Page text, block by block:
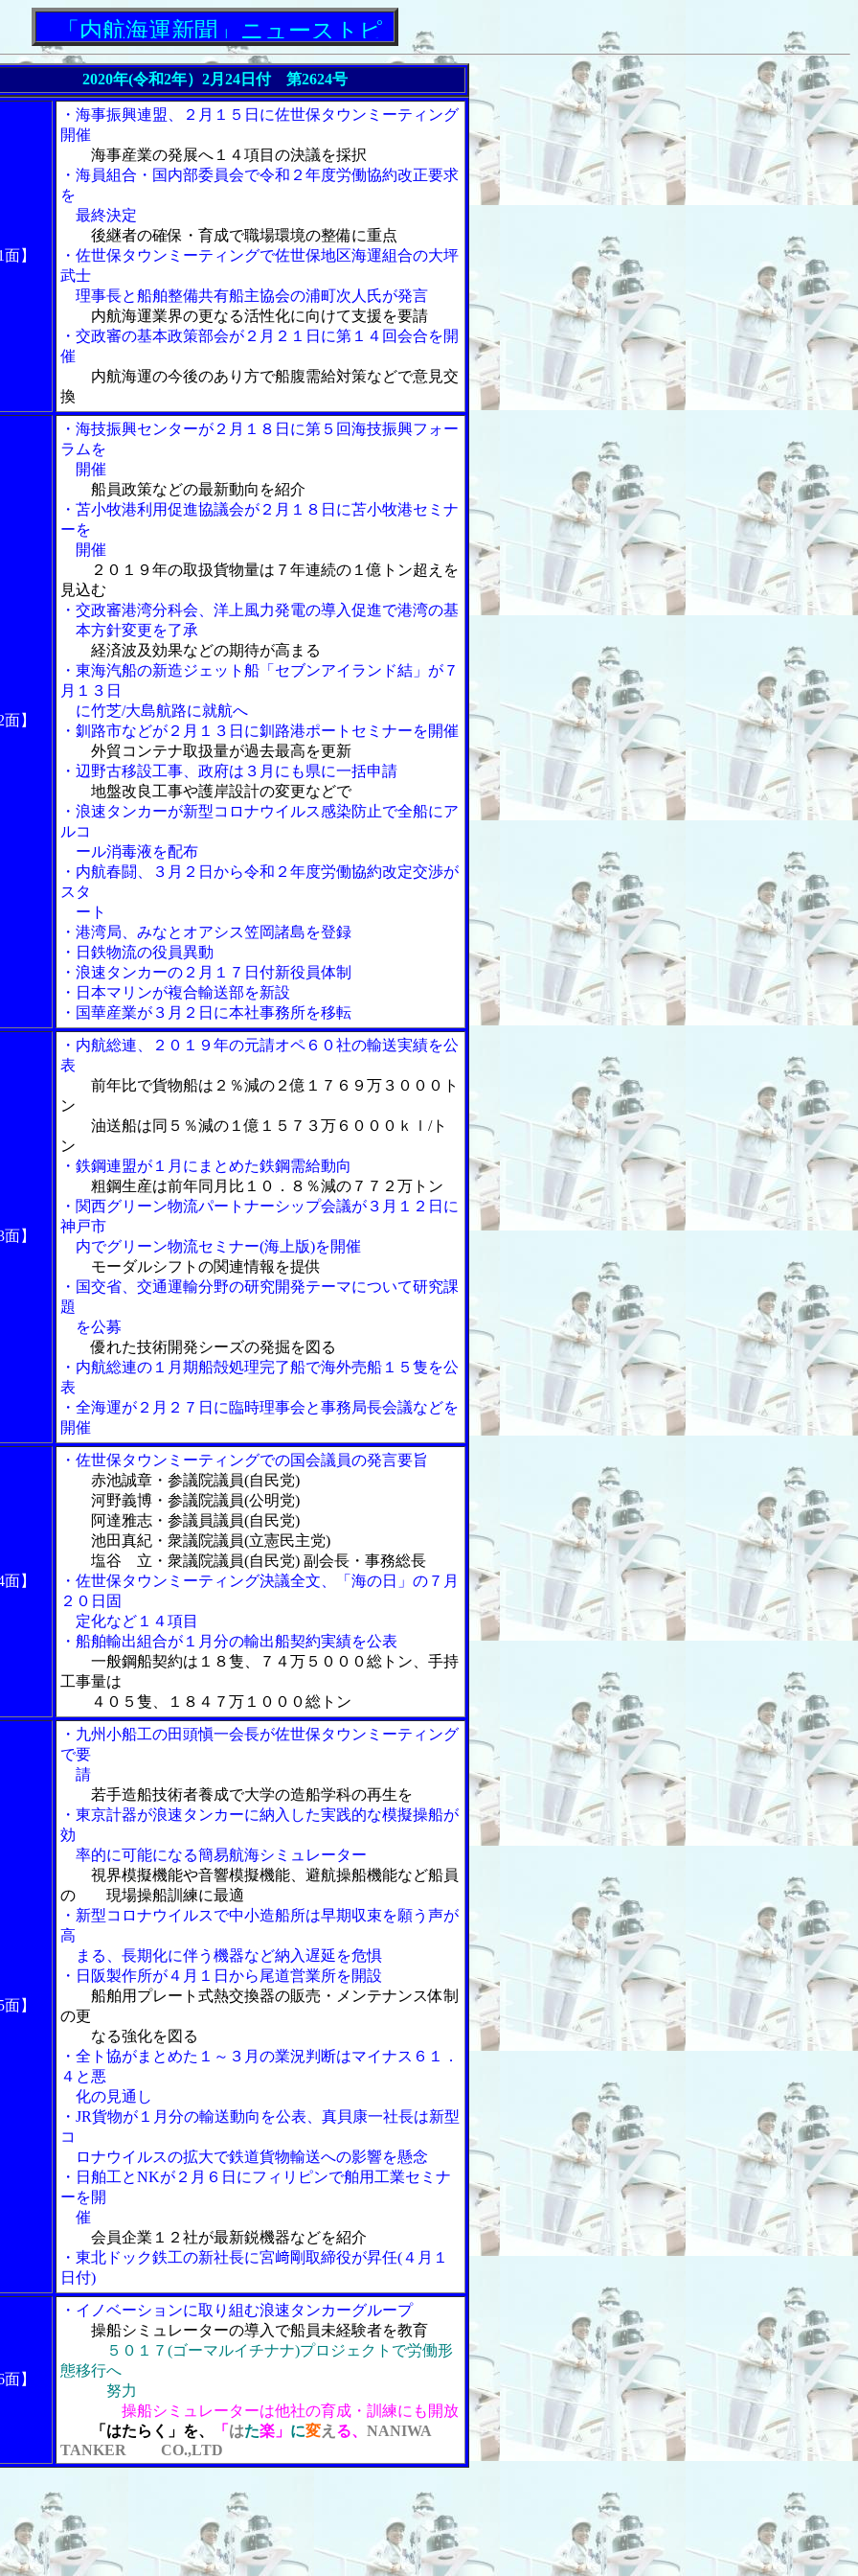
内航海運新聞」ニューストピックス
2020年(令和2年）2月24日付 第2624号
】
・海事振興連盟、２月１５日に佐世保タウンミーティング
開催
海事産業の発展へ１４項目の決議を採択
・海員組合・国内部委員会で令和２年度労働協約改正要求
を
最終決定
後継者の確保・育成で職場環境の整備に重点
・佐世保タウンミーティングで佐世保地区海運組合の大坪
武士
理事長と船舶整備共有船主協会の浦町次人氏が発言
内航海運業界の更なる活性化に向けて支援を要請
・交政審の基本政策部会が２月２１日に第１４回会合を開
催
内航海運の今後のあり方で船腹需給対策などで意見交
換
】
・海技振興センターが２月１８日に第５回海技振興フォー
ラムを
開催
船員政策などの最新動向を紹介
・苫小牧港利用促進協議会が２月１８日に苫小牧港セミナ
ーを
開催
２０１９年の取扱貨物量は７年連続の１億トン超えを
見込む
・交政審港湾分科会、洋上風力発電の導入促進で港湾の基
本方針変更を了承
経済波及効果などの期待が高まる
・東海汽船の新造ジェット船「セブンアイランド結」が７
月１３日
に竹芝/大島航路に就航へ
・釧路市などが２月１３日に釧路港ポートセミナーを開催
外貿コンテナ取扱量が過去最高を更新
・辺野古移設工事、政府は３月にも県に一括申請
地盤改良工事や護岸設計の変更などで
・浪速タンカーが新型コロナウイルス感染防止で全船にア
ルコ
ール消毒液を配布
・内航春闘、３月２日から令和２年度労働協約改定交渉が
スタ
ート
・港湾局、みなとオアシス笠岡諸島を登録
・日鉄物流の役員異動
・浪速タンカーの２月１７日付新役員体制
・日本マリンが複合輸送部を新設
・国華産業が３月２日に本社事務所を移転
】
・内航総連、２０１９年の元請オペ６０社の輸送実績を公
表
前年比で貨物船は２％減の２億１７６９万３０００ト
ン
油送船は同５％減の１億１５７３万６０００ｋｌ/ト
ン
・鉄鋼連盟が１月にまとめた鉄鋼需給動向
粗鋼生産は前年同月比１０．８％減の７７２万トン
・関西グリーン物流パートナーシップ会議が３月１２日に
神戸市
内でグリーン物流セミナー(海上版)を開催
モーダルシフトの関連情報を提供
・国交省、交通運輸分野の研究開発テーマについて研究課
題
を公募
優れた技術開発シーズの発掘を図る
・内航総連の１月期船殻処理完了船で海外売船１５隻を公
表
・全海運が２月２７日に臨時理事会と事務局長会議などを
開催
】
・佐世保タウンミーティングでの国会議員の発言要旨
赤池誠章・参議院議員(自民党)
河野義博・参議院議員(公明党)
阿達雅志・参議員議員(自民党)
池田真紀・衆議院議員(立憲民主党)
塩谷 立・衆議院議員(自民党) 副会長・事務総長
・佐世保タウンミーティング決議全文、「海の日」の７月
２０日固
定化など１４項目
・船舶輸出組合が１月分の輸出船契約実績を公表
一般鋼船契約は１８隻、７４万５０００総トン、手持
工事量は
４０５隻、１８４７万１０００総トン
】
・九州小船工の田頭愼一会長が佐世保タウンミーティング
で要
請
若手造船技術者養成で大学の造船学科の再生を
・東京計器が浪速タンカーに納入した実践的な模擬操船が
効
率的に可能になる簡易航海シミュレーター
視界模擬機能や音響模擬機能、避航操船機能など船員
の 現場操船訓練に最適
・新型コロナウイルスで中小造船所は早期収束を願う声が
高
まる、長期化に伴う機器など納入遅延を危惧
・日阪製作所が４月１日から尾道営業所を開設
船舶用プレート式熱交換器の販売・メンテナンス体制
の更
なる強化を図る
・全ト協がまとめた１～３月の業況判断はマイナス６１．
４と悪
化の見通し
・JR貨物が１月分の輸送動向を公表、真貝康一社長は新型
コ
ロナウイルスの拡大で鉄道貨物輸送への影響を懸念
・日舶工とNKが２月６日にフィリピンで舶用工業セミナ
ーを開
催
会員企業１２社が最新鋭機器などを紹介
・東北ドック鉄工の新社長に宮﨑剛取締役が昇任(４月１
日付)
】
・イノベーションに取り組む浪速タンカーグループ
操船シミュレーターの導入で船員未経験者を教育
５０１７(ゴーマルイチナナ)プロジェクトで労働形
態移行へ
努力
操船シミュレーターは他社の育成・訓練にも開放
「はたらく」を、
「 はた楽」 に変え る、 NANIWA
TANKER CO.,LTD